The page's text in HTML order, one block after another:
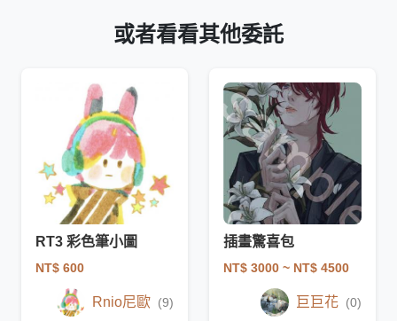
或者看看其他委託
RT3 彩色筆小圖
NT$ 600
Rnio尼歐 (9)
插畫驚喜包
NT$ 3000 ~ NT$ 4500
巨巨花 (0)